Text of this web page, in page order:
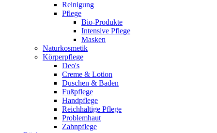
Reinigung
Pflege
Bio-Produkte
Intensive Pflege
Masken
Naturkosmetik
Körperpflege
Deo's
Creme & Lotion
Duschen & Baden
Fußpflege
Handpflege
Reichhaltige Pflege
Problemhaut
Zahnpflege